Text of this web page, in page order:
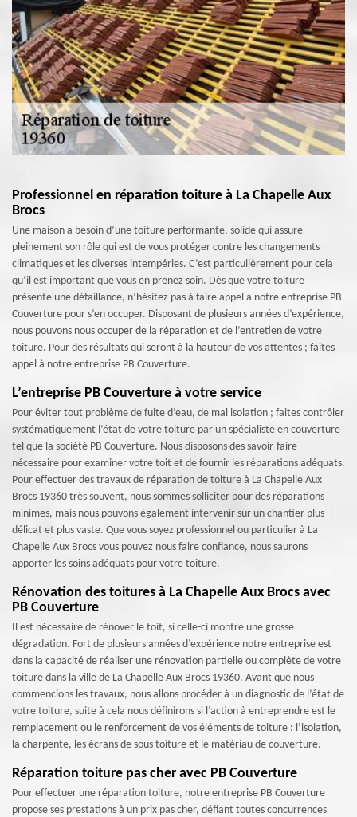
Professionnel en réparation toiture à La Chapelle Aux
Brocs
Une maison a besoin d’une toiture performante, solide qui assure
pleinement son rôle qui est de vous protéger contre les changements
climatiques et les diverses intempéries. C’est particulièrement pour cela
qu’il est important que vous en prenez soin. Dès que votre toiture
présente une défaillance, n’hésitez pas à faire appel à notre entreprise PB
Couverture pour s’en occuper. Disposant de plusieurs années d’expérience,
nous pouvons nous occuper de la réparation et de l’entretien de votre
toiture. Pour des résultats qui seront à la hauteur de vos attentes ; faites
appel à notre entreprise PB Couverture.
L’entreprise PB Couverture à votre service
Pour éviter tout problème de fuite d’eau, de mal isolation ; faites contrôler
systématiquement l’état de votre toiture par un spécialiste en couverture
tel que la société PB Couverture. Nous disposons des savoir-faire
nécessaire pour examiner votre toit et de fournir les réparations adéquats.
Pour effectuer des travaux de réparation de toiture à La Chapelle Aux
Brocs 19360 très souvent, nous sommes solliciter pour des réparations
minimes, mais nous pouvons également intervenir sur un chantier plus
délicat et plus vaste. Que vous soyez professionnel ou particulier à La
Chapelle Aux Brocs vous pouvez nous faire confiance, nous saurons
apporter les soins adéquats pour votre toiture.
Rénovation des toitures à La Chapelle Aux Brocs avec
PB Couverture
Il est nécessaire de rénover le toit, si celle-ci montre une grosse
dégradation. Fort de plusieurs années d’expérience notre entreprise est
dans la capacité de réaliser une rénovation partielle ou complète de votre
toiture dans la ville de La Chapelle Aux Brocs 19360. Avant que nous
commencions les travaux, nous allons procéder à un diagnostic de l’état de
votre toiture, suite à cela nous définirons si l’action à entreprendre est le
remplacement ou le renforcement de vos éléments de toiture : l’isolation,
la charpente, les écrans de sous toiture et le matériau de couverture.
Réparation toiture pas cher avec PB Couverture
Pour effectuer une réparation toiture, notre entreprise PB Couverture
propose ses prestations à un prix pas cher, défiant toutes concurrences